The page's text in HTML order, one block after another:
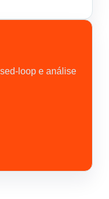
loop e análise